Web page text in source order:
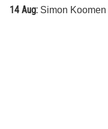
14 Aug: Simon Koomen